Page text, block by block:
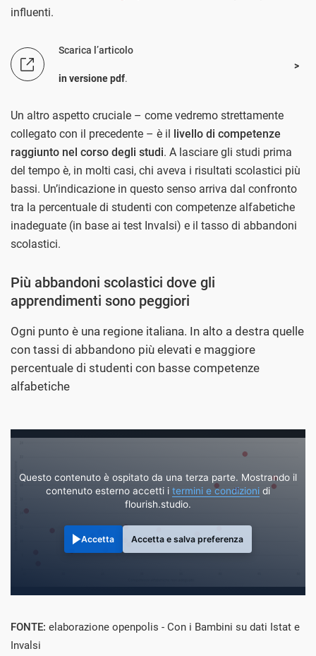
influenti.
Scarica l’articolo
in versione pdf.
Un altro aspetto cruciale – come vedremo strettamente
collegato con il precedente – è il livello di competenze
raggiunto nel corso degli studi. A lasciare gli studi prima
del tempo è, in molti casi, chi aveva i risultati scolastici più
bassi. Un’indicazione in questo senso arriva dal confronto
tra la percentuale di studenti con competenze alfabetiche
inadeguate (in base ai test Invalsi) e il tasso di abbandoni
scolastici.
Più abbandoni scolastici dove gli
apprendimenti sono peggiori
Ogni punto è una regione italiana. In alto a destra quelle
con tassi di abbandono più elevati e maggiore
percentuale di studenti con basse competenze
alfabetiche
Questo contenuto è ospitato da una terza parte. Mostrando il
contenuto esterno accetti i termini e condizioni di
flourish.studio.
Accetta Accetta e salva preferenza
FONTE: elaborazione openpolis - Con i Bambini su dati Istat e
Invalsi